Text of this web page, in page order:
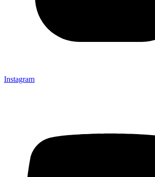
Instagram